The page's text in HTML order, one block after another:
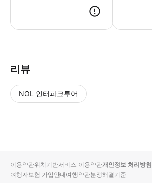
리뷰
NOL 인터파크투어
입니
다.
순
상
이용약관위치기반서비스 이용약관개인정보 처리방침
여행자보험 가입안내여행약관분쟁해결기준